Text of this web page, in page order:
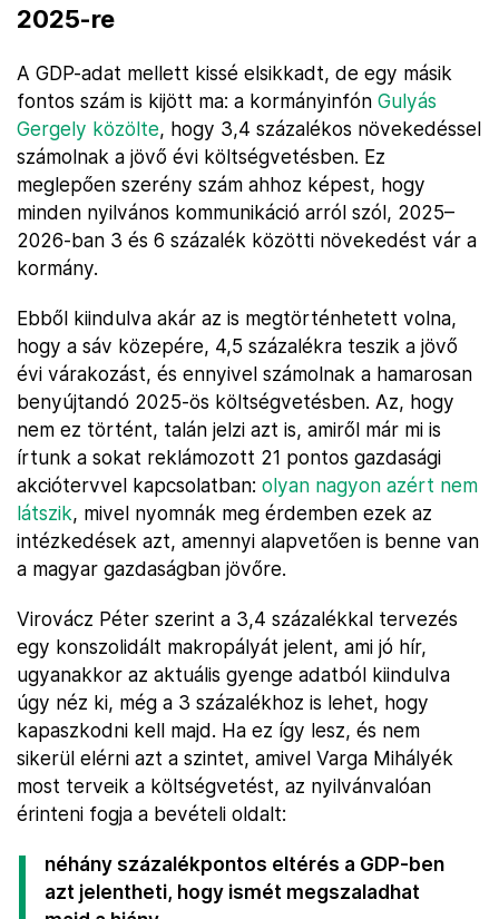
2025-re
A GDP-adat mellett kissé elsikkadt, de egy másik
fontos szám is kijött ma: a kormányinfón Gulyás
Gergely közölte, hogy 3,4 százalékos növekedéssel
számolnak a jövő évi költségvetésben. Ez
meglepően szerény szám ahhoz képest, hogy
minden nyilvános kommunikáció arról szól, 2025–
2026-ban 3 és 6 százalék közötti növekedést vár a
kormány.
Ebből kiindulva akár az is megtörténhetett volna,
hogy a sáv közepére, 4,5 százalékra teszik a jövő
évi várakozást, és ennyivel számolnak a hamarosan
benyújtandó 2025-ös költségvetésben. Az, hogy
nem ez történt, talán jelzi azt is, amiről már mi is
írtunk a sokat reklámozott 21 pontos gazdasági
akciótervvel kapcsolatban: olyan nagyon azért nem
látszik, mivel nyomnák meg érdemben ezek az
intézkedések azt, amennyi alapvetően is benne van
a magyar gazdaságban jövőre.
Virovácz Péter szerint a 3,4 százalékkal tervezés
egy konszolidált makropályát jelent, ami jó hír,
ugyanakkor az aktuális gyenge adatból kiindulva
úgy néz ki, még a 3 százalékhoz is lehet, hogy
kapaszkodni kell majd. Ha ez így lesz, és nem
sikerül elérni azt a szintet, amivel Varga Mihályék
most terveik a költségvetést, az nyilvánvalóan
érinteni fogja a bevételi oldalt:
néhány százalékpontos eltérés a GDP-ben
azt jelentheti, hogy ismét megszaladhat